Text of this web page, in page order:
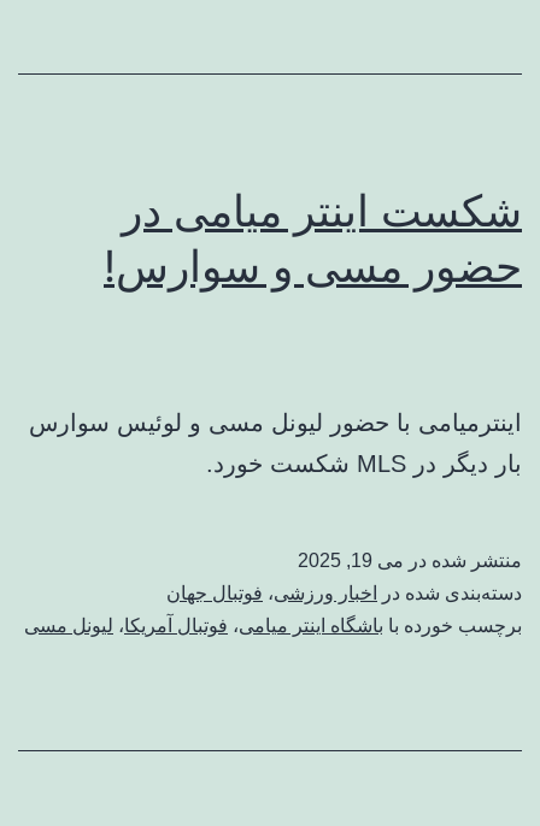
شکست اینتر میامی در
حضور مسی و سوارس!
اینترمیامی با حضور لیونل مسی و لوئیس سوارس
بار دیگر در MLS شکست خورد.
منتشر شده در می 19, 2025
دسته‌بندی شده در
اخبار ورزشی، فوتبال جهان
برچسب خورده با باشگاه اینتر میامی، فوتبال آمریکا، لیونل مسی